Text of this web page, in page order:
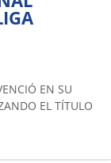
EN SU
EL TÍTULO